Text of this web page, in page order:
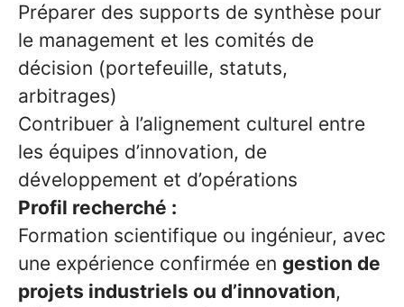
Préparer des supports de synthèse pour
le management et les comités de
décision (portefeuille, statuts,
arbitrages)
Contribuer à l’alignement culturel entre
les équipes d’innovation, de
développement et d’opérations
Profil recherché :
Formation scientifique ou ingénieur, avec
une expérience confirmée en gestion de
projets industriels ou d’innovation,